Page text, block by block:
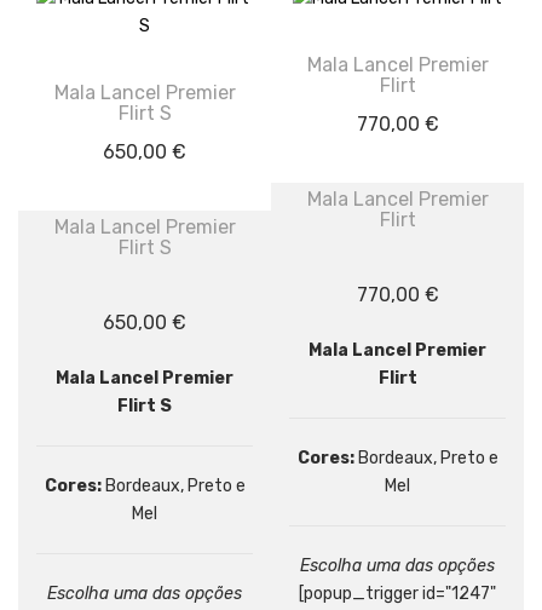
Mala Lancel Premier
Flirt S
650,00 €
Mala Lancel Premier
Flirt S
650,00 €
Mala Lancel Premier
Flirt S
Cores:Bordeaux, Preto e
Mel
Escolha uma das opções
Mala Lancel Premier
Flirt
770,00 €
Mala Lancel Premier
Flirt
770,00 €
Mala Lancel Premier
Flirt
Cores:Bordeaux, Preto e
Mel
Escolha uma das opções
[popup_trigger id="1247"